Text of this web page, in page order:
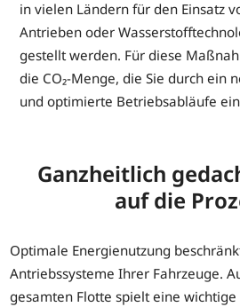
in vielen Ländern für den Einsatz
Antrieben oder
gestellt werden. Für diese
die CO₂-Menge, die Sie durch ein
und optimierte Betriebsabläufe
Ganzheitlich
auf die
Optimale Energienutzung
Antriebssysteme Ihrer Fahrzeuge.
gesamten Flotte spielt eine wichtige